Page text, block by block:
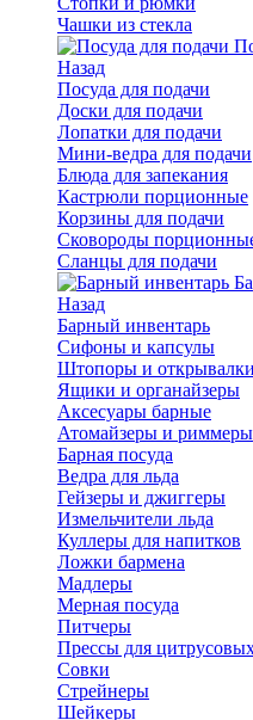
Чашки из стекла
Назад
Посуда для подачи
Доски для подачи
Лопатки для подачи
Мини-ведра для подачи
Блюда для запекания
Кастрюли порционные
Корзины для подачи
Сковороды
Сланцы для подачи
Назад
Барный инвентарь
Сифоны и капсулы
Штопоры и открывалки
Ящики и органайзеры
Аксесуары барные
Атомайзеры и риммеры
Барная посуда
Ведра для льда
Гейзеры и джиггеры
Измельчители льда
Куллеры для напитков
Ложки бармена
Мадлеры
Мерная посуда
Питчеры
Прессы для
Совки
Стрейнеры
Шейкеры